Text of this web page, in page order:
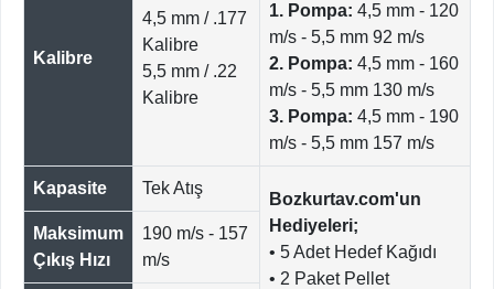
1. Pompa: 4,5 mm - 120
m/s - 5,5 mm 92 m/s
2. Pompa: 4,5 mm - 160
m/s - 5,5 mm 130 m/s
3. Pompa: 4,5 mm - 190
m/s - 5,5 mm 157 m/s
Kalibre
4,5 mm / .177
Kalibre
5,5 mm / .22
Kalibre
Kapasite Tek Atış
Bozkurtav.com'un
Hediyeleri;
• 5 Adet Hedef Kağıdı
• 2 Paket Pellet
Maksimum
Çıkış Hızı
190 m/s - 157
m/s